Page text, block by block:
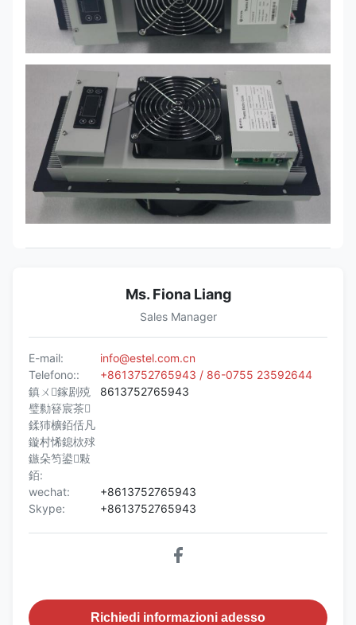
Ms. Fiona Liang
Sales Manager
E-mail:
info@estel.com.cn
Telefono::
+8613752765943 / 86-0755 23592644
鎮ㄨ鎵剧殑
璧勬簮宸茶
鍒犻櫎銆佸凡
鏇村悕鎴栨殏
鏃朵笉鍙敤
銆:
8613752765943
wechat:
+8613752765943
Skype:
+8613752765943
Richiedi informazioni adesso